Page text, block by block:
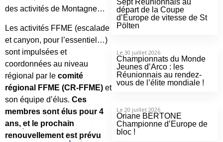
des activités de Montagne…
Les activités FFME (escalade
et canyon, pour l’essentiel…)
sont impulsées et
coordonnées au niveau
régional par le comité
régional FFME (CR-FFME) et
son équipe d’élus. Ces
membres sont élus pour 4
ans, et le prochain
renouvellement est prévu
Sept Réunionnais au
départ de la Coupe
d’Europe de vitesse de St
Pölten
Le 30 juillet 2026
Championnats du Monde
Jeunes d’Arco : les
Réunionnais au rendez-
vous de l’élite mondiale !
Le 20 juillet 2026
Oriane BERTONE
Championne d’Europe de
bloc !